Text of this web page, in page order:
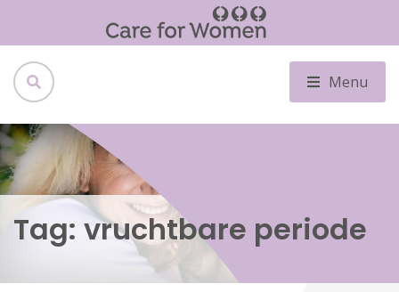
Menu
Tag: vruchtbare periode